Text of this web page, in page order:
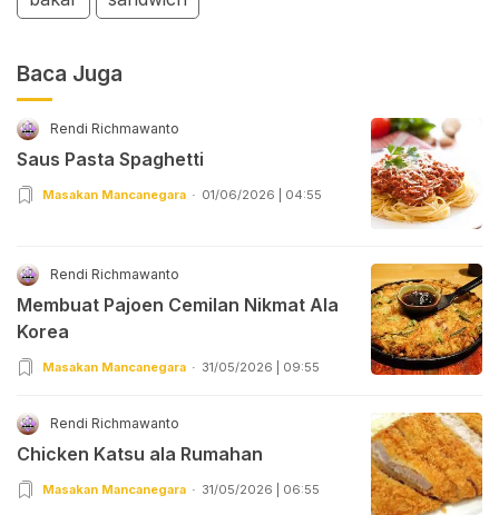
Baca Juga
Rendi Richmawanto
Saus Pasta Spaghetti
Masakan Mancanegara 01/06/2026 | 04:55
Rendi Richmawanto
Membuat Pajoen Cemilan Nikmat Ala
Korea
Masakan Mancanegara 31/05/2026 | 09:55
Rendi Richmawanto
Chicken Katsu ala Rumahan
Masakan Mancanegara 31/05/2026 | 06:55